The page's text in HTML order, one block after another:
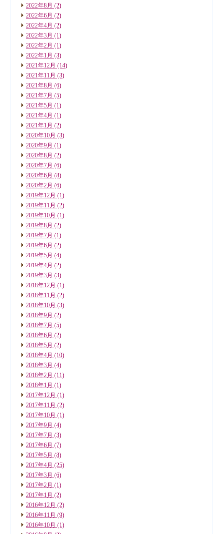
2022年8月 (2)
2022年6月 (2)
2022年4月 (2)
2022年3月 (1)
2022年2月 (1)
2022年1月 (3)
2021年12月 (14)
2021年11月 (3)
2021年8月 (6)
2021年7月 (5)
2021年5月 (1)
2021年4月 (1)
2021年1月 (2)
2020年10月 (3)
2020年9月 (1)
2020年8月 (2)
2020年7月 (6)
2020年6月 (8)
2020年2月 (6)
2019年12月 (1)
2019年11月 (2)
2019年10月 (1)
2019年8月 (2)
2019年7月 (1)
2019年6月 (2)
2019年5月 (4)
2019年4月 (2)
2019年3月 (3)
2018年12月 (1)
2018年11月 (2)
2018年10月 (3)
2018年9月 (2)
2018年7月 (5)
2018年6月 (2)
2018年5月 (2)
2018年4月 (10)
2018年3月 (4)
2018年2月 (11)
2018年1月 (1)
2017年12月 (1)
2017年11月 (2)
2017年10月 (1)
2017年9月 (4)
2017年7月 (3)
2017年6月 (7)
2017年5月 (8)
2017年4月 (25)
2017年3月 (6)
2017年2月 (1)
2017年1月 (2)
2016年12月 (2)
2016年11月 (9)
2016年10月 (1)